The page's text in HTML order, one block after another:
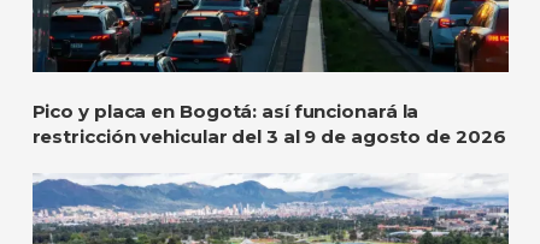
Pico y placa en Bogotá: así funcionará la
restricción vehicular del 3 al 9 de agosto de 2026